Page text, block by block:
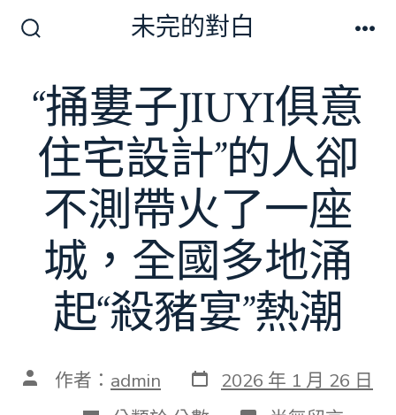
換
開
關
未完的對白
“捅婁子JIUYI俱意
住宅設計”的人卻
不測帶火了一座
城，全國多地涌
起“殺豬宴”熱潮
文 作者： admin 發
表
2026 年 1 月 26 日